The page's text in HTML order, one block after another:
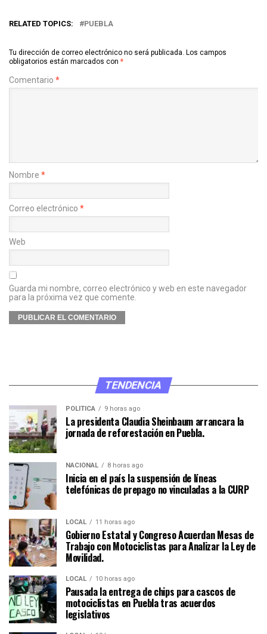
RELATED TOPICS: PUEBLA
Tu dirección de correo electrónico no será publicada. Los campos
obligatorios están marcados con *
Comentario *
Nombre *
Correo electrónico *
Web
Guarda mi nombre, correo electrónico y web en este navegador
para la próxima vez que comente.
TENDENCIA
POLÍTICA 9 horas ago
La presidenta Claudia Sheinbaum arrancara la
jornada de reforestación en Puebla.
NACIONAL 8 horas ago
Inicia en el país la suspensión de líneas
telefónicas de prepago no vinculadas a la CURP
LOCAL 11 horas ago
Gobierno Estatal y Congreso Acuerdan Mesas de
Trabajo con Motociclistas para Analizar la Ley de
Movilidad.
LOCAL 10 horas ago
Pausada la entrega de chips para cascos de
motociclistas en Puebla tras acuerdos
legislativos